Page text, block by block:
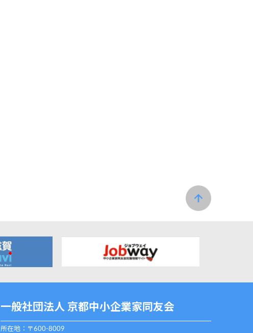
一般社団法人 京都中小企業家同友会
所在地：〒600-8009